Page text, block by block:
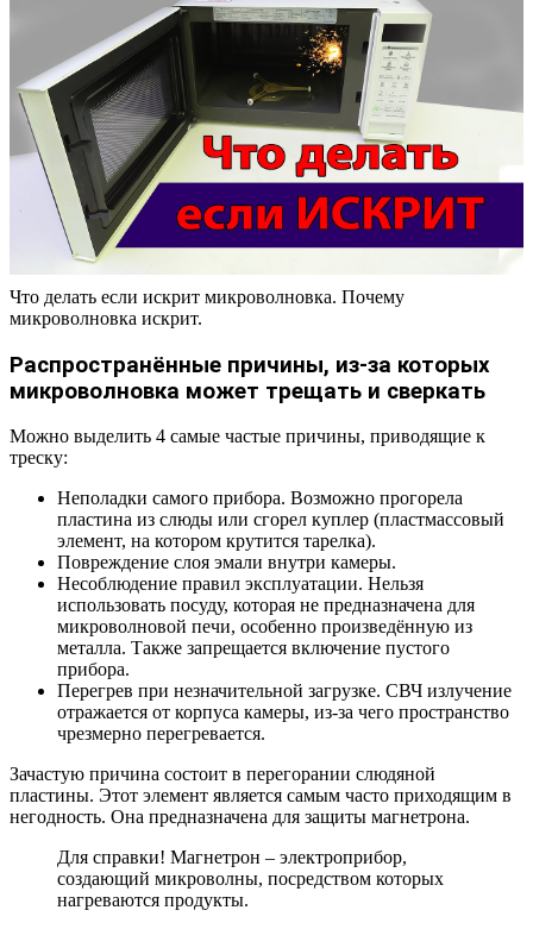
Что делать если искрит микроволновка. Почему
микроволновка искрит.
Распространённые причины, из-за которых
микроволновка может трещать и сверкать
Можно выделить 4 самые частые причины, приводящие к
треску:
Неполадки самого прибора. Возможно прогорела
пластина из слюды или сгорел куплер (пластмассовый
элемент, на котором крутится тарелка).
Повреждение слоя эмали внутри камеры.
Несоблюдение правил эксплуатации. Нельзя
использовать посуду, которая не предназначена для
микроволновой печи, особенно произведённую из
металла. Также запрещается включение пустого
прибора.
Перегрев при незначительной загрузке. СВЧ излучение
отражается от корпуса камеры, из-за чего пространство
чрезмерно перегревается.
Зачастую причина состоит в перегорании слюдяной
пластины. Этот элемент является самым часто приходящим в
негодность. Она предназначена для защиты магнетрона.
Для справки! Магнетрон – электроприбор,
создающий микроволны, посредством которых
нагреваются продукты.